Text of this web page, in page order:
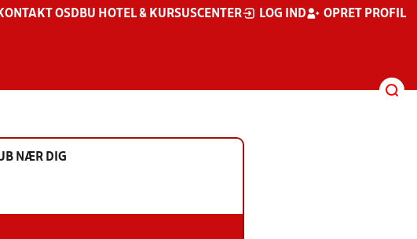
OS DBU HOTEL & KURSUSCENTER LOG IND OPRET PROFIL
NÆR DIG